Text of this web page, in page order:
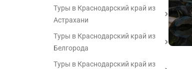
Туры в Краснодарский край из
Астрахани
Туры в Краснодарский край из
Белгорода
Туры в Краснодарский край из